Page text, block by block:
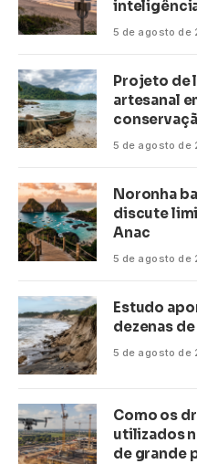
5 de agosto de
Projeto de
artesanal
5 de agosto de
Noronha
discute
Anac
5 de agosto de
Estudo
dezenas
5 de agosto de
Como os
utilizados
de grande